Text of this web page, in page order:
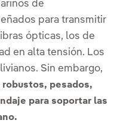
de
para transmitir
ópticas, los de
en alta tensión. Los
Sin embargo,
robustos, pesados,
para soportar las